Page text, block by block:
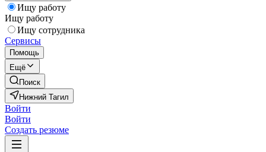
Ищу работу
Ищу работу
Ищу сотрудника
Сервисы
Помощь
Ещё
Поиск
Нижний Тагил
Войти
Войти
Создать резюме